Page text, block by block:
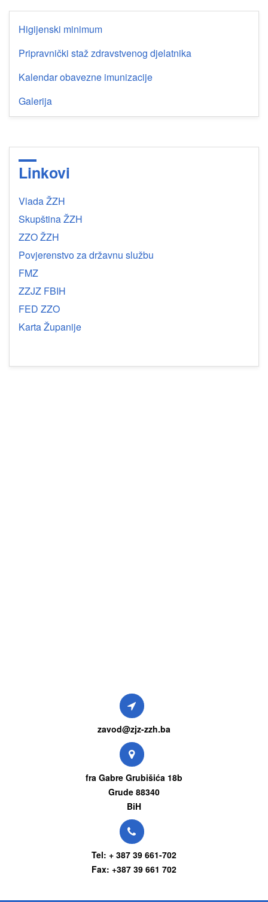
Higijenski minimum
Pripravnički staž zdravstvenog djelatnika
Kalendar obavezne imunizacije
Galerija
Linkovi
Vlada ŽZH
Skupština ŽZH
ZZO ŽZH
Povjerenstvo za državnu službu
FMZ
ZZJZ FBIH
FED ZZO
Karta Županije
zavod@zjz-zzh.ba
fra Gabre Grubišića 18b
Grude 88340
BiH
Tel: + 387 39 661-702
Fax: +387 39 661 702